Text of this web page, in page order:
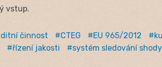
vstup.
činnost CTEG EU 965/2012
řízení jakosti systém sledování shody